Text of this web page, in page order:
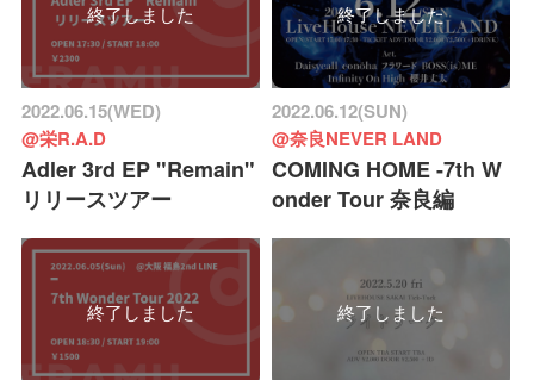
終了しました
2022.06.15(WED)
@栄R.A.D
Adler 3rd EP "Remain"
リリースツアー
終了しました
2022.06.12(SUN)
@奈良NEVER LAND
COMING HOME -7th W
onder Tour 奈良編
終了しました 終了しました